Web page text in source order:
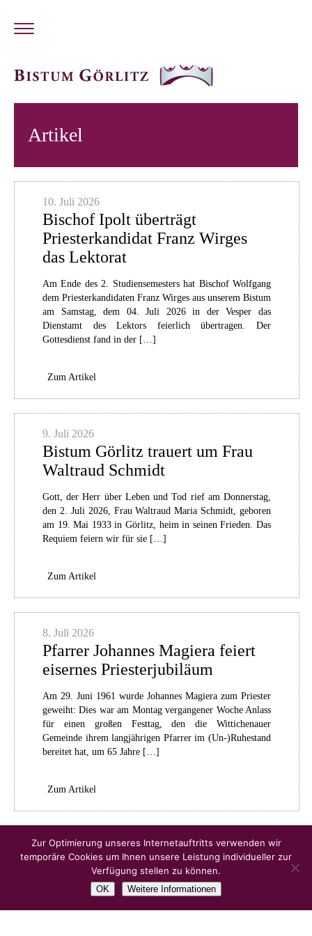
Artikel
10. Juli 2026
Bischof Ipolt überträgt
Priesterkandidat Franz Wirges
das Lektorat
Am Ende des 2. Studiensemesters hat Bischof Wolfgang
dem Priesterkandidaten Franz Wirges aus unserem Bistum
am Samstag, dem 04. Juli 2026 in der Vesper das
Dienstamt des Lektors feierlich übertragen. Der
Gottesdienst fand in der […]
Zum Artikel
9. Juli 2026
Bistum Görlitz trauert um Frau
Waltraud Schmidt
Gott, der Herr über Leben und Tod rief am Donnerstag,
den 2. Juli 2026, Frau Waltraud Maria Schmidt, geboren
am 19. Mai 1933 in Görlitz, heim in seinen Frieden. Das
Requiem feiern wir für sie […]
Zum Artikel
8. Juli 2026
Pfarrer Johannes Magiera feiert
eisernes Priesterjubiläum
Am 29. Juni 1961 wurde Johannes Magiera zum Priester
geweiht: Dies war am Montag vergangener Woche Anlass
für einen großen Festtag, den die Wittichenauer
Gemeinde ihrem langjährigen Pfarrer im (Un-)Ruhestand
bereitet hat, um 65 Jahre […]
Zum Artikel
Ältere Artikel
Zur Optimierung unseres Internetauftritts verwenden wir
temporäre Cookies um Ihnen unsere Leistung individueller zur
Verfügung stellen zu können.
OK Weitere Informationen